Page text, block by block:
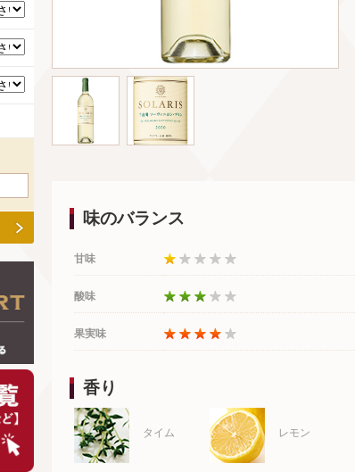
味のバランス
甘味
酸味
果実味
香り
タイム レモン